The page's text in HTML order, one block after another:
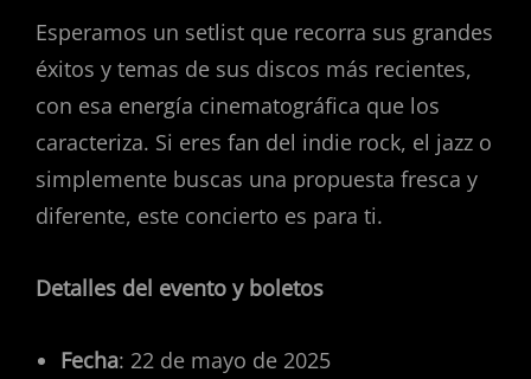
Esperamos un setlist que recorra sus grandes
éxitos y temas de sus discos más recientes,
con esa energía cinematográfica que los
caracteriza. Si eres fan del indie rock, el jazz o
simplemente buscas una propuesta fresca y
diferente, este concierto es para ti.
Detalles del evento y boletos
Fecha: 22 de mayo de 2025